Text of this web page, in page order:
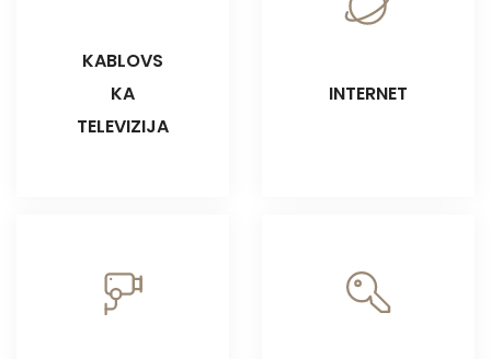
KABLOVS
KA
TELEVIZIJA
INTERNET